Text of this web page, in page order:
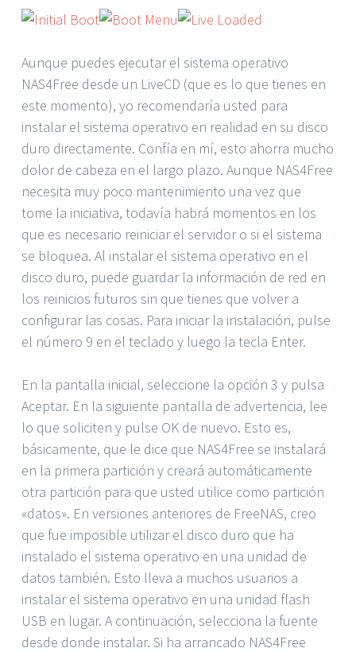
Aunque puedes ejecutar el sistema operativo
NAS4Free desde un LiveCD (que es lo que tienes en
este momento), yo recomendaría usted para
instalar el sistema operativo en realidad en su disco
duro directamente. Confía en mí, esto ahorra mucho
dolor de cabeza en el largo plazo. Aunque NAS4Free
necesita muy poco mantenimiento una vez que
tome la iniciativa, todavía habrá momentos en los
que es necesario reiniciar el servidor o si el sistema
se bloquea. Al instalar el sistema operativo en el
disco duro, puede guardar la información de red en
los reinicios futuros sin que tienes que volver a
configurar las cosas. Para iniciar la instalación, pulse
el número 9 en el teclado y luego la tecla Enter.
En la pantalla inicial, seleccione la opción 3 y pulsa
Aceptar. En la siguiente pantalla de advertencia, lee
lo que soliciten y pulse OK de nuevo. Esto es,
básicamente, que le dice que NAS4Free se instalará
en la primera partición y creará automáticamente
otra partición para que usted utilice como partición
«datos». En versiones anteriores de FreeNAS, creo
que fue imposible utilizar el disco duro que ha
instalado el sistema operativo en una unidad de
datos también. Esto lleva a muchos usuarios a
instalar el sistema operativo en una unidad flash
USB en lugar. A continuación, selecciona la fuente
desde donde instalar. Si ha arrancado NAS4Free